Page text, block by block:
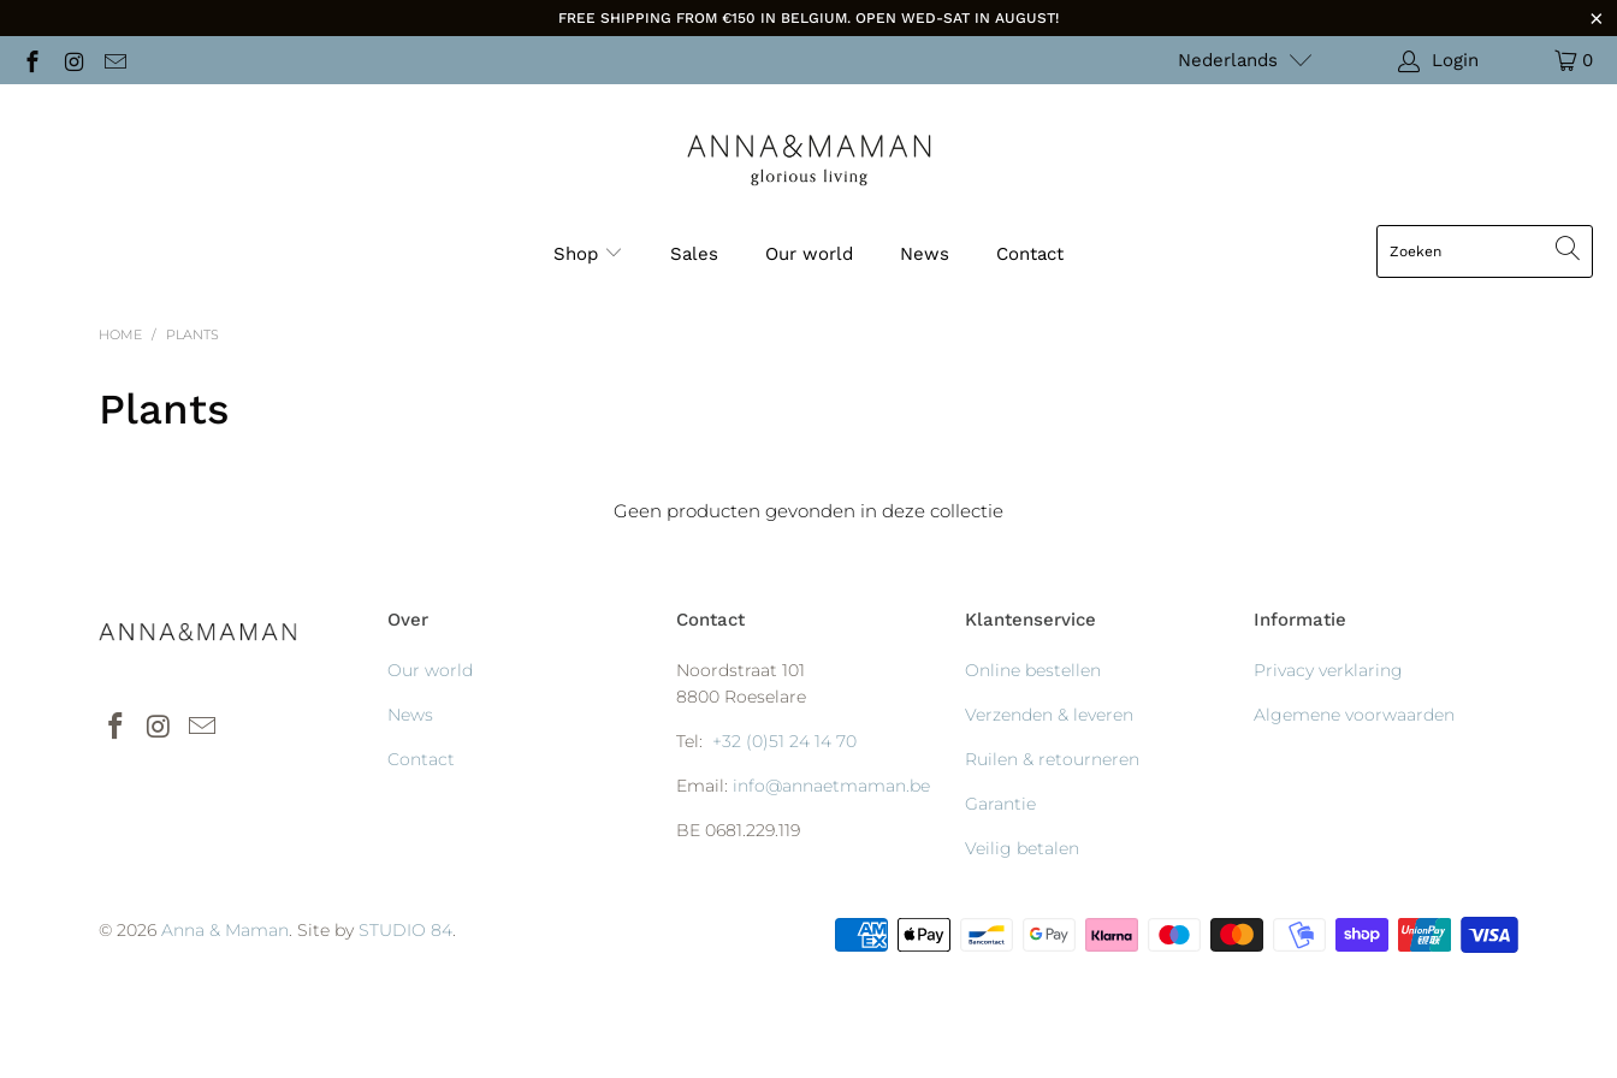
FREE SHIPPING FROM €150 IN BELGIUM. OPEN WED-SAT IN AUGUST!
Nederlands Login 0
Shop Sales Our world News Contact
HOME / PLANTS
Plants
Geen producten gevonden in deze collectie
Over
Our world
News
Contact
Contact
Noordstraat 101
8800 Roeselare
Tel: +32 (0)51 24 14 70
Email: info@annaetmaman.be
BE 0681.229.119
Klantenservice
Online bestellen
Verzenden & leveren
Ruilen & retourneren
Garantie
Veilig betalen
Informatie
Privacy verklaring
Algemene voorwaarden
© 2026 Anna & Maman . Site by STUDIO 84